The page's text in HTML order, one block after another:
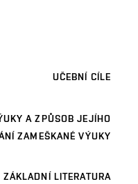
UČEBNÍ CÍLE
A ZPŮSOB JEJÍHO
ZAMEŠKANÉ VÝUKY
ZÁKLADNÍ LITERATURA